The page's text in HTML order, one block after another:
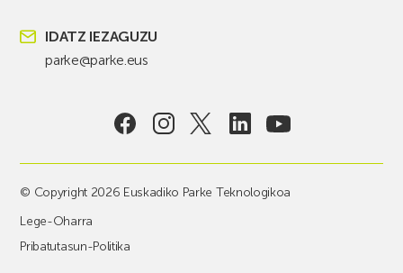
IDATZ IEZAGUZU
parke@parke.eus
© Copyright 2026 Euskadiko Parke Teknologikoa
Lege-Oharra
Pribatutasun-Politika